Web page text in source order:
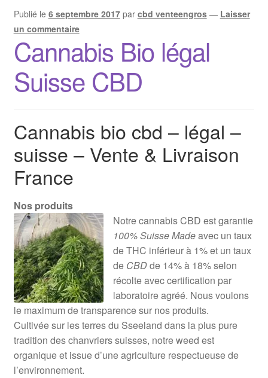
Publié le 6 septembre 2017 par cbd venteengros — Laisser
un commentaire
Cannabis Bio légal
Suisse CBD
Cannabis bio cbd – légal –
suisse – Vente & Livraison
France
Nos produits
Notre cannabis CBD est garantie
100% Suisse Madeavec un taux
de THC inférieur à 1% et un taux
deCBDde 14% à 18% selon
récolte avec certification par
laboratoire agréé. Nous voulons
le maximum de transparence sur nos produits.
Cultivée sur les terres du Sseeland dans la plus pure
tradition des chanvriers suisses, notre weed est
organique et issue d’une agriculture respectueuse de
l’environnement.